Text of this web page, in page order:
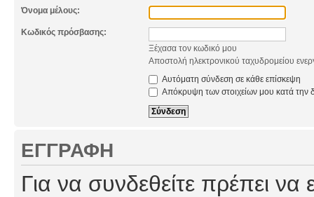
Όνομα μέλους:
Κωδικός πρόσβασης:
Ξέχασα τον κωδικό μου
Αποστολή ηλεκτρονικού ταχυδρομείου
Αυτόματη σύνδεση σε κάθε επίσκεψη
Απόκρυψη των στοιχείων μου κατά την
ΕΓΓΡΑΦΉ
Για να συνδεθείτε πρέπει